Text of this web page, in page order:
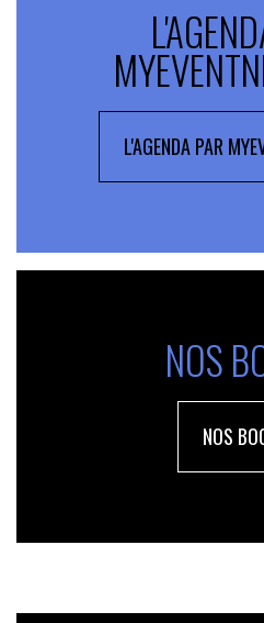
L'AGENDA PAR
NOS
NOS